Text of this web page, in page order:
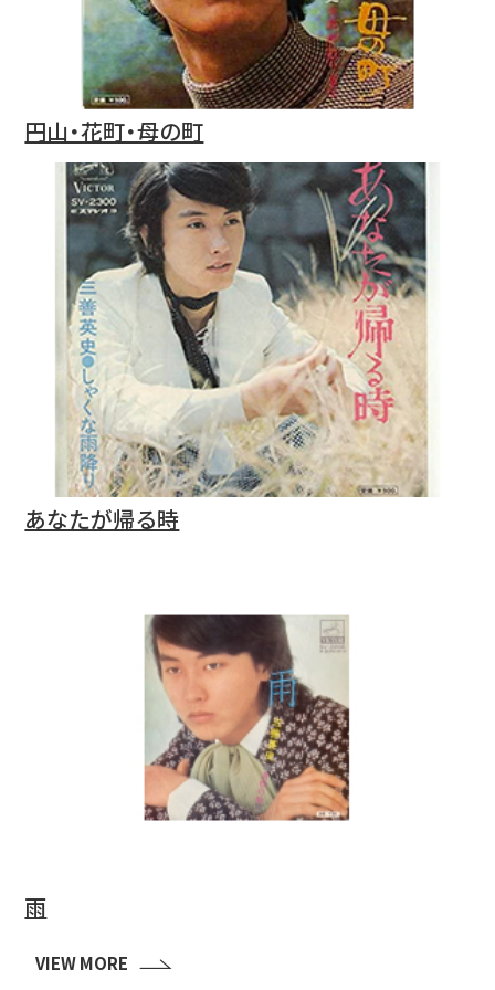
円山・花町・母の町
あなたが帰る時
雨
VIEW MORE